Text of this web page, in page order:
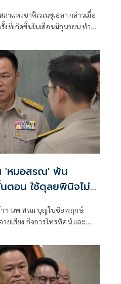
าแห่งชาติเวเนซุเอลา กล่าวเมื่อ
ที่เกิดขึ้นในเดือนมิถุนายน ทำให้
'หมอสรณ' พ้น
ตอน ใช้ดุลยพินิจไม่
าฯ นพ.สรณ บุญใบชัยพฤกษ์
ยเสียง กิจการโทรทัศน์ และ